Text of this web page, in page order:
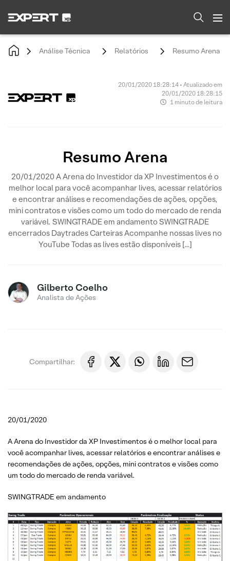
Análise Técnica Relatórios Resumo Arena
20/01/2020 18:28:14 • Atualizado em
20/01/2020 18:28:15
1 minuto de leitura
Resumo Arena
20/01/2020 A Arena do Investidor da XP Investimentos é o
melhor local para você acompanhar lives, acessar relatórios
e encontrar análises e recomendações de ações, opções,
mini contratos e visões como um todo do mercado de renda
variável. SWINGTRADE em andamento SWINGTRADE
encerrados Daytrades Carteiras Acompanhe nossas lives no
YouTube Todas as lives estão disponíveis […]
Gilberto Coelho
Analista de Ações
Compartilhar:
20/01/2020
A Arena do Investidor da XP Investimentos é o melhor local para
você acompanhar lives, acessar relatórios e encontrar análises e
recomendações de ações, opções, mini contratos e visões como
um todo do mercado de renda variável.
SWINGTRADE em andamento